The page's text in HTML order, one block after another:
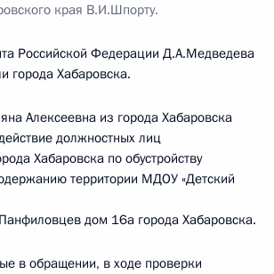
края В.И.Шпорту.
Российской Федерации Д.А.Медведева
города Хабаровска.
Алексеевна из города Хабаровска
должностных лиц
Хабаровска по обустройству
территории МДОУ «Детский
дом 16а города Хабаровска.
в обращении, в ходе проверки